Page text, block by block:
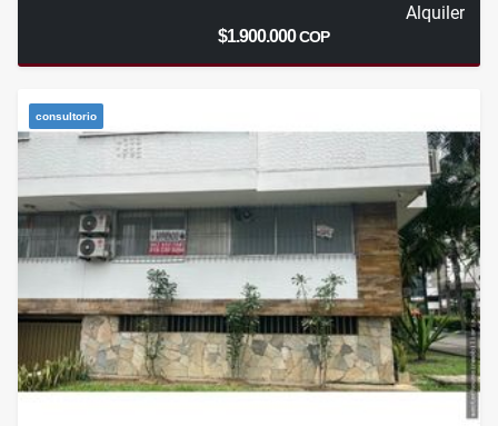
Alquiler
$1.900.000COP
consultorio